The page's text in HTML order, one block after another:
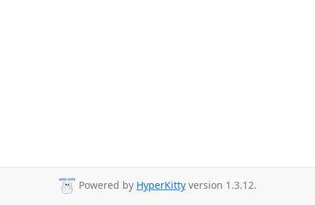
Powered by HyperKitty version 1.3.12.